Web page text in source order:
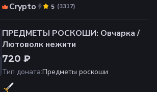
Crypto (3317)
5
ПРЕДМЕТЫ РОСКОШИ: Овчарка /
Лютоволк нежити
720 ₽
Тип доната:Предметы роскоши